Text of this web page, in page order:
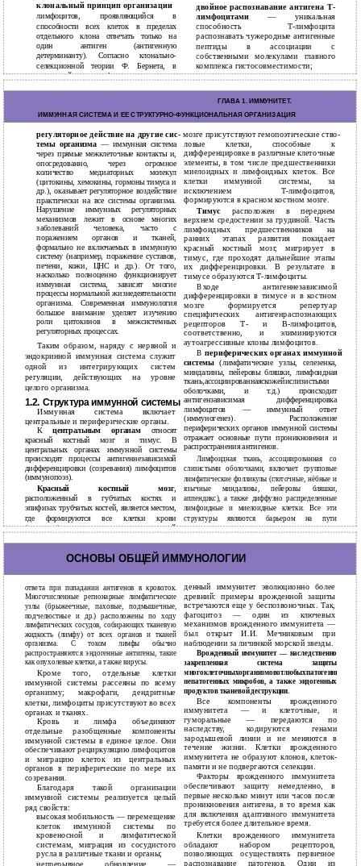
клональный принцип организации
лимфоцитов, проявляющийся в
способности всех клеток в пределах
отдельного клона отвечать только на
один антиген (антигенную
детерминанту). Согласно клонально-
селекционной теории Ф. Бернета, в
иммунной системе формируются клоны
двойное распознавание антигена Т-
лимфоцитами— уникальная
способность Т-лимфоцита
распознавать чужеродные антигенные
пептиды в ассоциации с
собственными молекулами главного
комплекса гистосовместимости;
ГЛАВА 1. ИMMУНИТЕТ.
ИММУННАЯ СИСТЕМА И ЕЕ СТРУКТУРНО-ФУНКЦИОНАЛЬНАЯ ОРГАНИЗАЦИЯ
регуляторное действие на другие сис-мозге присутствуют гемопоэтические ство-
темы организма— иммунная система
через прямые межклеточные контакты и,
опосредованно, через огромное
количество медиаторных молекул
(цитокины, хемокины, гормоны тимуса и
др.), оказывает регуляторное воздействие
практически на все системы организма.
Нарушение иммунных регуляторных
механизмов лежит в основе многих
заболеваний человека, часто с
поражением органов и тканей,
формально не включаемых в иммунную
систему (например, поражение суставов,
печени, кожи, ЦНС и др.). От того,
насколько полноценно функционирует
иммунная система, зависят многие
процессы нормальной жизнедеятельности
организма. Современная иммунология
большое внимание уделяет изучению
роли цитокинов в межсистемных
регуляторных процессах.
Таким образом, наряду с нервной и
эндокринной иммунная система служит
одной из интегрирующих систем
регуляции, действующих на уровне
целого организма.
1.2. Структура иммунной системы
Иммунная система включает
центральные и периферические органы.
Кцентральным органам относят
красный костный мозг и тимус. В
центральных органах иммунной системы
происходят процессы антигеннезависимой
дифференцировки (созревания) лимфоцитов
(иммунопоэз).
Красный костный мозг,
расположенный в губчатых костях и
эпифизах трубчатых костей, является местом,
где формируются все клетки крови
(гемопоэз), в том числе клетки иммунной
ловые клетки, способные к
дифференцировке в различные клеточные
элементы, в том числе предшественники
миелоидных и лимфоидных клеток. Все
клетки иммунной системы, за
исключением Т-лимфоцитов,
формируются в красном костном мозге.
Тимус расположен в переднем
верхнем средостении за грудиной. Часть
лимфоидных предшественников на
ранних этапах развития покидает
красный костный мозг, мигрирует в
тимус, где проходят дальнейшие этапы
их дифференцировки. В результате в
тимусе образуются Т-лимфоциты.
Входе антигеннезависимой
дифференцировки в тимусе и в костном
мозге формируется репертуар
специфических антигенраспознающих
рецепторов Т- иВ-лимфоцитов,
соответственно, и элиминируются
аутоагрессивные клоны лимфоцитов.
В периферических органах иммунной
системы(лимфатические узлы, селезенка,
миндалины, пейеровы бляшки, лимфоидная
ткань,ассоциированнаяскожейислизистыми
оболочками, и т.д.) происходит
антигензависимая дифференцировка
лимфоцитов — иммунный ответ
(иммуногенез). Расположение
периферических органов иммунной системы
отражает основные пути проникновения и
распространения антигенов.
Лимфоидная ткань, ассоциированная со
слизистыми оболочками, включает групповые
лимфатические фолликулы (глоточные, нёбные и
язычные миндалины, пейеровы бляшки,
аппендикс), а также диффузно распределенные
лимфоидные и миелоидные клетки. Все эти
структуры являются барьером на пути
экзогенного проникновения антигенов.
ОСНОВЫ ОБЩЕЙ ИММУНОЛОГИИ
ответа при попадании антигенов в кровоток.
Многочисленные регионарные лимфатические
узлы (брыжеечные, паховые, подмышечные,
подчелюстные и др.) расположены по ходу
лимфатических сосудов, собирающих тканевую
жидкость (лимфу) от всех органов и тканей
организма. С током лимфы обычно
распространяются эндогенные антигены, такие
как опухолевые клетки, а также вирусы.
Кроме того, отдельные клетки
иммунной системы рассеяны по всему
организму; макрофаги, дендритные
клетки, лимфоциты присутствуют во всех
органах и тканях.
Кровь и лимфа объединяют
отдельные разобщенные компоненты
иммунной системы в единое целое. Они
обеспечивают рециркуляцию лимфоцитов
и миграцию клеток из центральных
органов в периферические по мере их
созревания.
Благодаря такой организации
иммунной системы реализуется целый
ряд свойств:
высокая мобильность — перемещение
клеток иммунной системы по
кровеносной и лимфатической
системам, миграция из сосудистого
русла в различные ткани и органы;
денный иммунитет эволюционно более
древний: примеры врожденной защиты
встречаются еще у беспозвоночных. Так,
фагоцитоз — один из ключевых
механизмов врожденного иммунитета —
был открыт И.И. Мечниковым при
наблюдении за личинкой морской звезды.
Врожденный иммунитет — наследственно
закрепленная система защиты
многоклеточныхорганизмовотлюбыхпатогенных/
непатогенных микробов, а также эндогенных
продуктов тканевой деструкции.
Все компоненты врожденного
иммунитета — и клеточные, и
гуморальные — передаются по
наследству, кодируются генами
зародышевой линии и не меняются в
течение жизни. Клетки врожденного
иммунитета не образуют клонов, клеток-
памяти и не подвергаются селекции.
Факторы врожденного иммунитета
обеспечивают защиту немедленно, в
первые несколько минут или часов после
проникновения антигена, в то время как
для включения адаптивного иммунитета
требуется более длительное время.
Клетки врожденного иммунитета
обладают набором рецепторов,
позволяющих осуществлять первичное
распознавание патогенов. Одни из